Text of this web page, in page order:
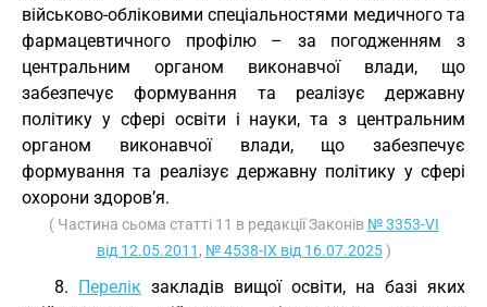
військово-обліковими спеціальностями медичного та
фармацевтичного профілю – за погодженням з
центральним органом виконавчої влади, що
забезпечує формування та реалізує державну
політику у сфері освіти і науки, та з центральним
органом виконавчої влади, що забезпечує
формування та реалізує державну політику у сфері
охорони здоров’я.
( Частина сьома статті 11 в редакції Законів № 3353-VI
від 12.05.2011 , № 4538-IX від 16.07.2025)
8. Перелік закладів вищої освіти, на базі яких